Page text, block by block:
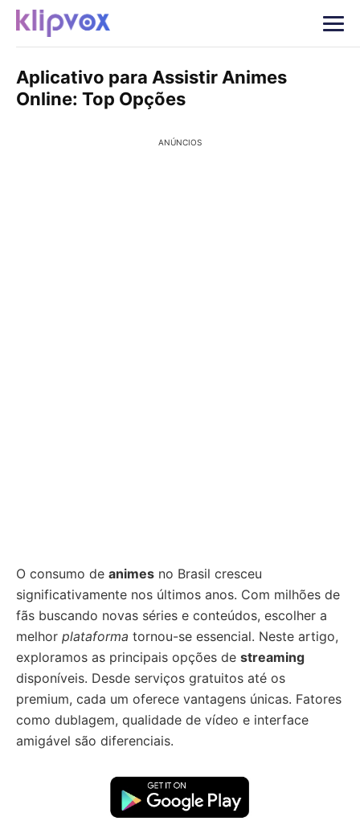
Aplicativo para Assistir Animes
Online: Top Opções
ANÚNCIOS
O consumo de animes no Brasil cresceu
significativamente nos últimos anos. Com milhões de
fãs buscando novas séries e conteúdos, escolher a
melhor plataforma tornou-se essencial. Neste artigo,
exploramos as principais opções de streaming
disponíveis. Desde serviços gratuitos até os
premium, cada um oferece vantagens únicas. Fatores
como dublagem, qualidade de vídeo e interface
amigável são diferenciais.